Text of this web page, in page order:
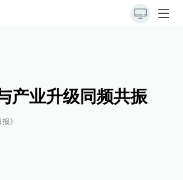
产业升级同频共振
》